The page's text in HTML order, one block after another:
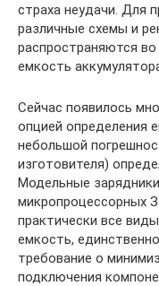
страха неудачи. Для
различные схемы и
распространяются
емкость
Сейчас появилось
опцией определения
небольшой
изготовителя)
Модельные
микропроцессорных
практически все
емкость,
требование о
подключения